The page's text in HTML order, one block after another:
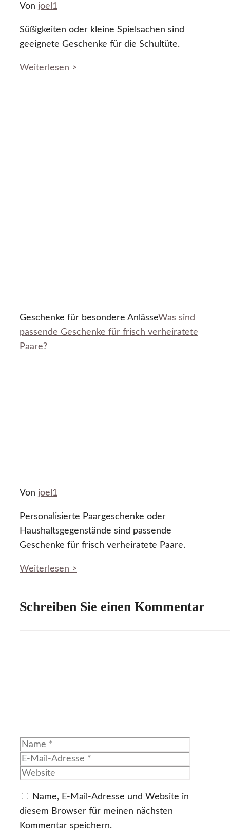
Von joel1
Süßigkeiten oder kleine Spielsachen sind
geeignete Geschenke für die Schultüte.
Weiterlesen >
Geschenke für besondere AnlässeWas sind
passende Geschenke für frisch verheiratete
Paare?
Von joel1
Personalisierte Paargeschenke oder
Haushaltsgegenstände sind passende
Geschenke für frisch verheiratete Paare.
Weiterlesen >
Schreiben Sie einen Kommentar
Name
Name, E-Mail-Adresse und Website in
diesem Browser für meinen nächsten
Kommentar speichern.